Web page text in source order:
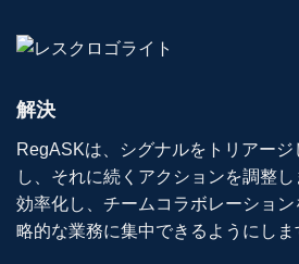
解決
RegASKは、シグナルをトリアー
し、それに続くアクションを調整
効率化し、チームコラボレーショ
略的な業務に集中できるようにしま